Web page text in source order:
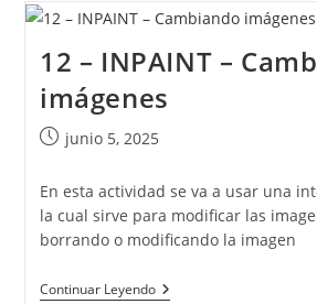
Mujeres
En
La
Ciencia
12 – INPAINT –
imágenes
Publicación
la
entrada:
junio 5, 2025
En esta actividad se va a usar una
la cual sirve para modificar las
borrando o modificando la imagen
Continuar Leyendo12